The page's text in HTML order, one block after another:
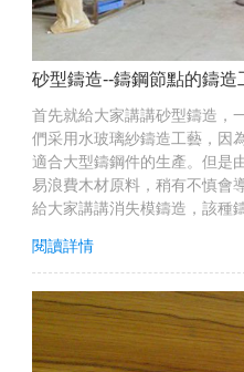
砂型鑄造--鑄鋼節點的鑄造
首先就給大家講講砂型鑄造，
們采用水玻璃紗鑄造工藝，因
適合大型鑄鋼件的生產。但是
易浪費木材原料，稍有不慎會
給大家講講消失模鑄造，該種
閱讀詳情